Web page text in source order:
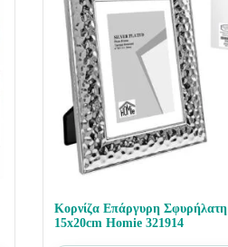
Κορνίζα Επάργυρη Σφυρήλατη
15x20cm Homie 321914